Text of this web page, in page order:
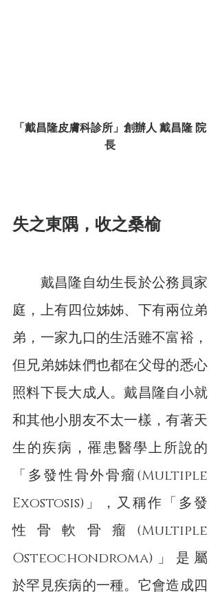
「戴昌隆皮膚科診所」創辦人 戴昌隆 院
長
失之東隅，收之桑榆
戴昌隆自幼生長於公務員家
庭，上有四位姊姊、下有兩位弟
弟，一家九口的生活雖不富裕，
但兄弟姊妹們也都在父母的悉心
照料下長大成人。戴昌隆自小就
和其他小朋友不太一樣，有著天
生的疾病，罹患醫學上所說的
「多發性骨外骨瘤(Multiple
Exostosis)」，又稱作「多發
性骨軟骨瘤(Multiple
Osteochondroma)」是屬
於罕見疾病的一種。它會造成四